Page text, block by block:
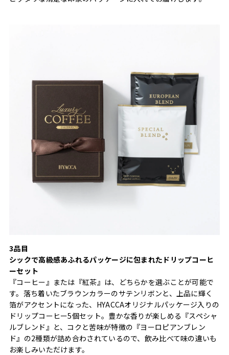
3品目
シックで高級感あふれるパッケージに包まれたドリップコーヒ
ーセット
『コーヒー』または『紅茶』は、どちらかを選ぶことが可能で
す。落ち着いたブラウンカラーのサテンリボンと、上品に輝く
箔がアクセントになった、HYACCAオリジナルパッケージ入りの
ドリップコーヒー5個セット。豊かな香りが楽しめる『スペシャ
ルブレンド』と、コクと苦味が特徴の『ヨーロピアンブレン
ド』の2種類が詰め合わされているので、飲み比べて味の違いも
お楽しみいただけます。